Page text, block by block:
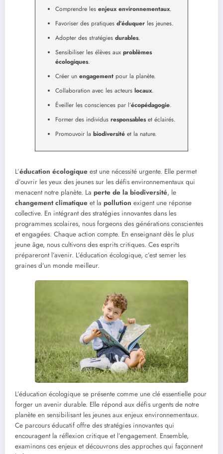
Comprendre les enjeux environnementaux.
Favoriser des pratiques d’éduquer les jeunes.
Adopter des stratégies durables.
Sensibiliser les élèves aux problèmes
écologiques.
Créer un engagement pour la planète.
Collaboration avec les acteurs locaux.
Éveiller les consciences par l’écopédagogie.
Former des individus responsableset éclairés.
Promouvoir la biodiversité et la nature.
L’éducation écologique est une nécessité urgente. Elle permet
d’ouvrir les yeux des jeunes sur les défis environnementaux qui
menacent notre planète. La perte de la biodiversité, le
changement climatique et la pollution exigent une réponse
collective. En intégrant des stratégies innovantes dans les
programmes scolaires, nous forgeons des générations conscientes
et engagées. Chaque action compte. En enseignant dès le plus
jeune âge, nous cultivons des esprits critiques. Ces esprits
prépareront l’avenir. L’éducation écologique, c’est semer les
graines d’un monde meilleur.
L’éducation écologique se présente comme une clé essentielle pour
forger un avenir durable. Elle répond aux défis urgents de notre
planète en sensibilisant les jeunes aux enjeux environnementaux.
Ce parcours éducatif offre des stratégies innovantes qui
encouragent la réflexion critique et l’engagement. Ensemble,
examinons ces enjeux et découvrons des approches qui façonnent